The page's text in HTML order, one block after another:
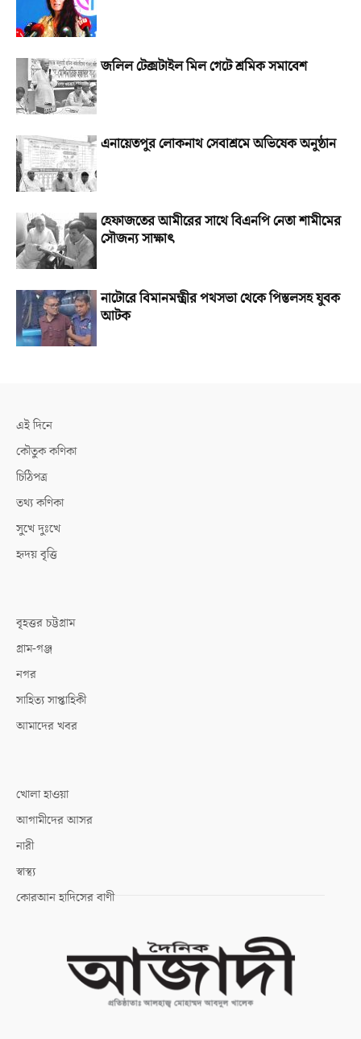
জলিল টেক্সটাইল মিল গেটে শ্রমিক সমাবেশ
এনায়েতপুর লোকনাথ সেবাশ্রমে অভিষেক অনুষ্ঠান
হেফাজতের আমীরের সাথে বিএনপি নেতা শামীমের
সৌজন্য সাক্ষাৎ
নাটোরে বিমানমন্ত্রীর পথসভা থেকে পিস্তলসহ যুবক
আটক
এই দিনে
কৌতুক কণিকা
চিঠিপত্র
তথ্য কণিকা
সুখে দুঃখে
হৃদয় বৃত্তি
বৃহত্তর চট্টগ্রাম
গ্রাম-গঞ্জ
নগর
সাহিত্য সাপ্তাহিকী
আমাদের খবর
খোলা হাওয়া
আগামীদের আসর
নারী
স্বাস্থ্য
কোরআন হাদিসের বাণী